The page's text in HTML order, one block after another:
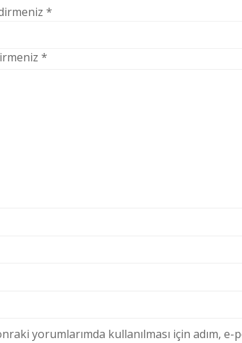
*
*
yorumlarımda kullanılması için adım,